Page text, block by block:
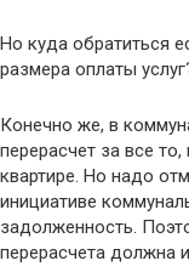
Но куда обратиться
размера оплаты
Конечно же, в
перерасчет за все
квартире. Но надо
инициативе
задолженность.
перерасчета должна